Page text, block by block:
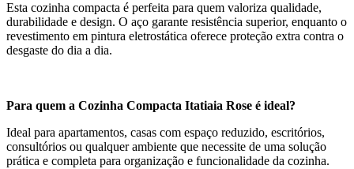
Esta cozinha compacta é perfeita para quem valoriza qualidade,
durabilidade e design. O aço garante resistência superior, enquanto o
revestimento em pintura eletrostática oferece proteção extra contra o
desgaste do dia a dia.
Para quem a Cozinha Compacta Itatiaia Rose é ideal?
Ideal para apartamentos, casas com espaço reduzido, escritórios,
consultórios ou qualquer ambiente que necessite de uma solução
prática e completa para organização e funcionalidade da cozinha.